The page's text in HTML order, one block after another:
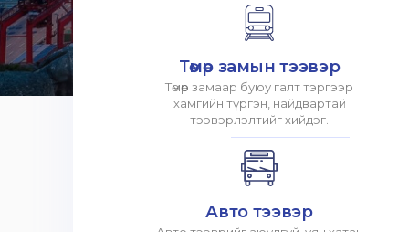
Төмөр замын тээвэр
Төмөр замаар буюу галт тэргээр
хамгийн түргэн, найдвартай
тээвэрлэлтийг хийдэг.
Авто тээвэр